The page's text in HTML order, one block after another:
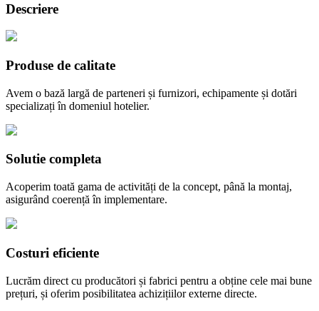
Descriere
Produse de calitate
Avem o bază largă de parteneri și furnizori, echipamente și dotări
specializați în domeniul hotelier.
Solutie completa
Acoperim toată gama de activități de la concept, până la montaj,
asigurând coerență în implementare.
Costuri eficiente
Lucrăm direct cu producători și fabrici pentru a obține cele mai bune
prețuri, și oferim posibilitatea achizițiilor externe directe.